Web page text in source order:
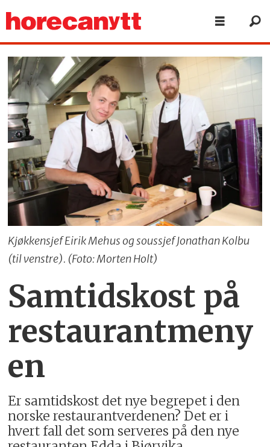
Kjøkkensjef Eirik Mehus og soussjef Jonathan Kolbu
(til venstre). (Foto: Morten Holt)
Samtidskost på
restaurantmeny
en
Er samtidskost det nye begrepet i den
norske restaurantverdenen? Det er i
hvert fall det som serveres på den nye